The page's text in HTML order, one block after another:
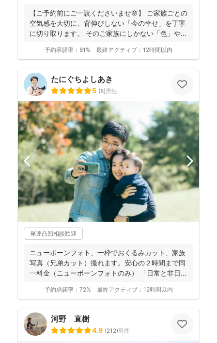
【ご予約前にご一読くださいませ🌸】 ご家族ごとの
空気感を大切に、背伸びしない「今の幸せ」を丁寧
に切り取ります。 そのご家族にしかない「色」や、
予約承諾率： 81% 最終アクティブ： 12時間以内
たにぐちよしあき
5 (8)男性
発達凸凹相談歓迎
ニューボーンフォト、一枠でおくるみカット、家族
写真（兄弟カット）撮れます。安心の２時間まで同
一料金（ニューボーンフォトのみ） 「日常と非日
予約承諾率： 72% 最終アクティブ： 12時間以内
河野 直樹
4.9 (212)男性